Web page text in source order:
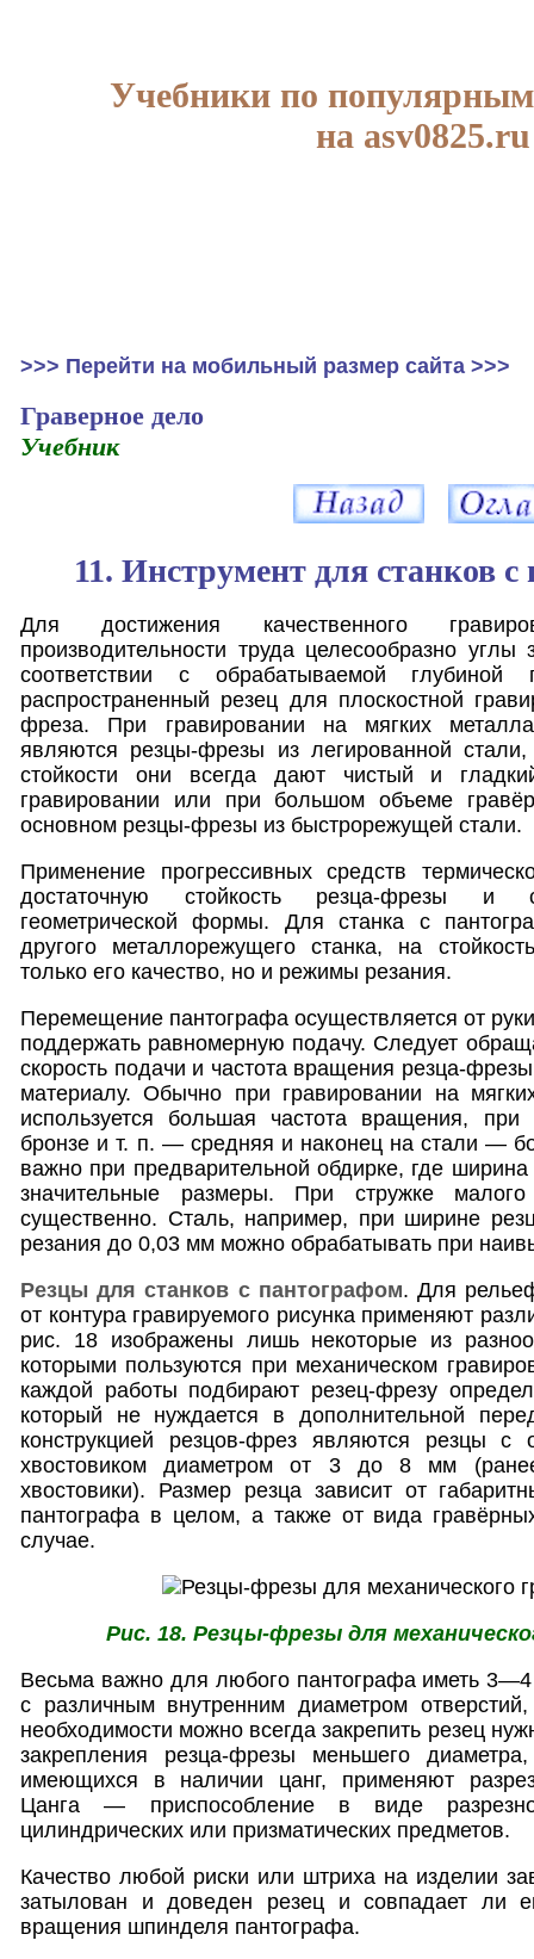
Учебники по
на asv0825.ru
>>> Перейти на мобильный размер сайта >>>
Граверное дело
Учебник
11. Инструмент для станков
Для достижения качественного
производительности труда целесообразно углы
соответствии с обрабатываемой глубиной
распространенный резец для плоскостной
фреза. При гравировании на мягких
являются резцы-фрезы из легированной
стойкости они всегда дают чистый и
гравировании или при большом объеме
основном резцы-фрезы из быстрорежущей стали.
Применение прогрессивных средств
достаточную стойкость резца-фрезы и
геометрической формы. Для станка с
другого металлорежущего станка, на
только его качество, но и режимы резания.
Перемещение пантографа осуществляется от
поддержать равномерную подачу. Следует
скорость подачи и частота вращения резца-
материалу. Обычно при гравировании на
используется большая частота вращения, при
бронзе и т. п. — средняя и наконец на стали —
важно при предварительной обдирке, где
значительные размеры. При стружке
существенно. Сталь, например, при ширине
резания до 0,03 мм можно обрабатывать при
Резцы для станков с пантографом. Для
от контура гравируемого рисунка применяют
рис. 18 изображены лишь некоторые из
которыми пользуются при механическом
каждой работы подбирают резец-фрезу
который не нуждается в дополнительной
конструкцией резцов-фрез являются резцы с
хвостовиком диаметром от 3 до 8 мм
хвостовики). Размер резца зависит от
пантографа в целом, а также от вида
случае.
Рис. 18. Резцы-фрезы для
Весьма важно для любого пантографа иметь
с различным внутренним диаметром
необходимости можно всегда закрепить резец
закрепления резца-фрезы меньшего
имеющихся в наличии цанг, применяют
Цанга — приспособление в виде
цилиндрических или призматических предметов.
Качество любой риски или штриха на изделии
затылован и доведен резец и совпадает ли
вращения шпинделя пантографа.